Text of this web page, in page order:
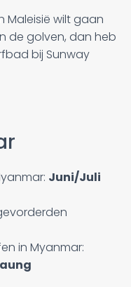
Maleisië wilt gaan
de golven, dan heb
bij Sunway
Juni/Juli
in Myanmar: